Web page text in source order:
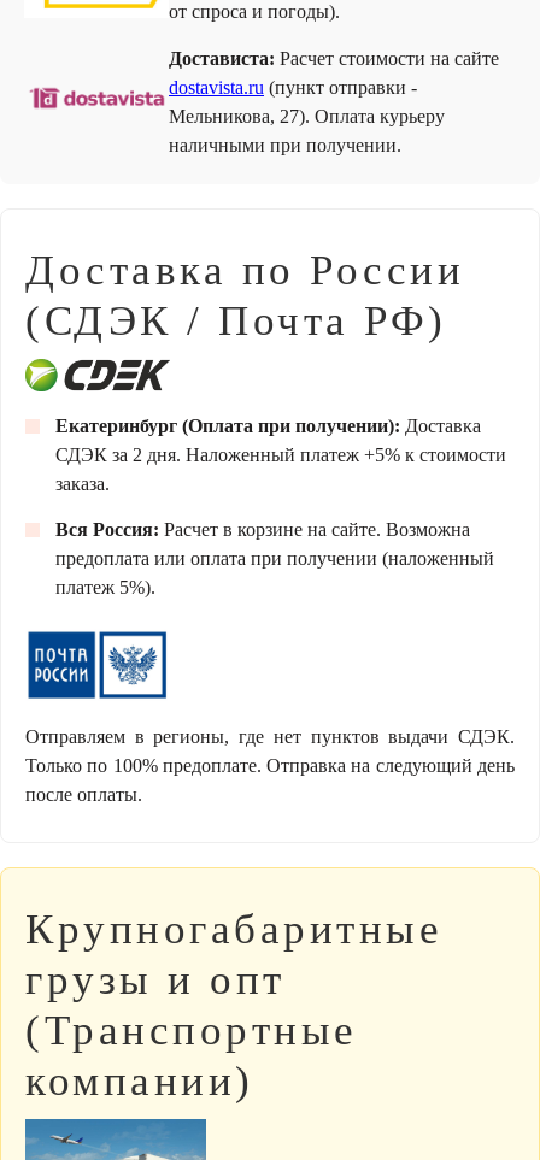
от спроса и погоды).
Достависта: Расчет стоимости на сайте
dostavista.ru (пункт отправки -
Мельникова, 27). Оплата курьеру
наличными при получении.
Доставка по России
(СДЭК / Почта РФ)
Екатеринбург (Оплата при получении): Доставка
СДЭК за 2 дня. Наложенный платеж +5% к стоимости
заказа.
Вся Россия: Расчет в корзине на сайте. Возможна
предоплата или оплата при получении (наложенный
платеж 5%).
Отправляем в регионы, где нет пунктов выдачи СДЭК.
Только по 100% предоплате. Отправка на следующий день
после оплаты.
Крупногабаритные
грузы и опт
(Транспортные
компании)